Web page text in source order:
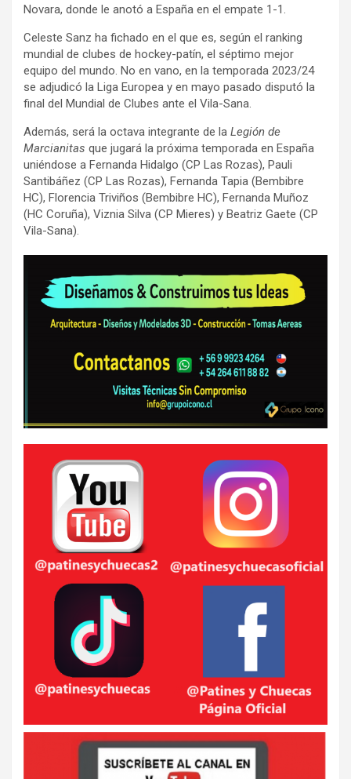
Novara, donde le anotó a España en el empate 1-1.
Celeste Sanz ha fichado en el que es, según el ranking
mundial de clubes de hockey-patín, el séptimo mejor
equipo del mundo. No en vano, en la temporada 2023/24
se adjudicó la Liga Europea y en mayo pasado disputó la
final del Mundial de Clubes ante el Vila-Sana.
Además, será la octava integrante de la Legión de
Marcianitas que jugará la próxima temporada en España
uniéndose a Fernanda Hidalgo (CP Las Rozas), Pauli
Santibáñez (CP Las Rozas), Fernanda Tapia (Bembibre
HC), Florencia Triviños (Bembibre HC), Fernanda Muñoz
(HC Coruña), Viznia Silva (CP Mieres) y Beatriz Gaete (CP
Vila-Sana).